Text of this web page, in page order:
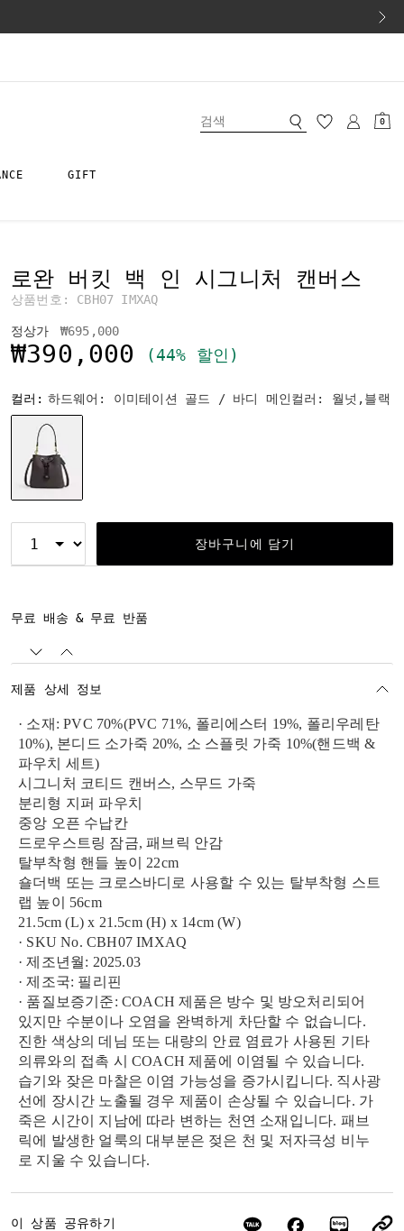
0
GIFT
로완 버킷 백 인 시그니처 캔버스
상품번호: CBH07 IMXAQ
정상가 가격 인하 전
₩695,000인하됨
₩390,000 (44% 할인)
컬러: 하드웨어: 이미테이션 골드 / 바디 메인컬러: 월넛,블랙
장바구니에 담기
무료 배송 & 무료 반품
제품 상세 정보
· 소재: PVC 70%(PVC 71%, 폴리에스터 19%, 폴리우레탄
10%), 본디드 소가죽 20%, 소 스플릿 가죽 10%(핸드백 &
파우치 세트)
시그니처 코티드 캔버스, 스무드 가죽
분리형 지퍼 파우치
중앙 오픈 수납칸
드로우스트링 잠금, 패브릭 안감
탈부착형 핸들 높이 22cm
숄더백 또는 크로스바디로 사용할 수 있는 탈부착형 스트
랩 높이 56cm
21.5cm (L) x 21.5cm (H) x 14cm (W)
· SKU No. CBH07 IMXAQ
· 제조년월: 2025.03
· 제조국: 필리핀
· 품질보증기준: COACH 제품은 방수 및 방오처리되어
있지만 수분이나 오염을 완벽하게 차단할 수 없습니다.
진한 색상의 데님 또는 대량의 안료 염료가 사용된 기타
의류와의 접촉 시 COACH 제품에 이염될 수 있습니다.
습기와 잦은 마찰은 이염 가능성을 증가시킵니다. 직사광
선에 장시간 노출될 경우 제품이 손상될 수 있습니다. 가
죽은 시간이 지남에 따라 변하는 천연 소재입니다. 패브
릭에 발생한 얼룩의 대부분은 젖은 천 및 저자극성 비누
로 지울 수 있습니다.
이 상품 공유하기